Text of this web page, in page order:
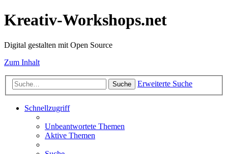
Kreativ-Workshops.net
Digital gestalten mit Open Source
Zum Inhalt
Suche Erweiterte Suche
Schnellzugriff
Unbeantwortete Themen
Aktive Themen